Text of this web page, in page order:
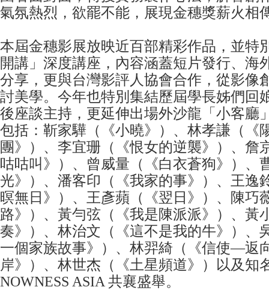
氣氛熱烈，欲罷不能，展現金穗獎薪火相
本屆金穗影展放映近百部精彩作品，並特
開講」深度講座，內容涵蓋短片發行、海
分享，更與台灣影評人協會合作，從影像
討美學。今年也特別集結歷屆學長姊們回
後座談主持，更延伸出場外沙龍「小客廳
包括：靳家驊（《小曉》）、林孝謙（《
團》）、李宜珊（《恨女的逆襲》）、詹
咕咕叫》）、曾威量（《白衣蒼狗》）、
光》）、潘客印（《我家的事》）、王逸
暝無日》）、王彥蘋（《翌日》）、陳巧
路》）、黃勻弦（《我是陳派派》）、黃
奏》）、林治文（《這不是我的牛》）、
一個家族故事》）、林羿綺（《信使—返
岸》）、林世杰（《土星頻道》）以及知
NOWNESS ASIA 共襄盛舉。